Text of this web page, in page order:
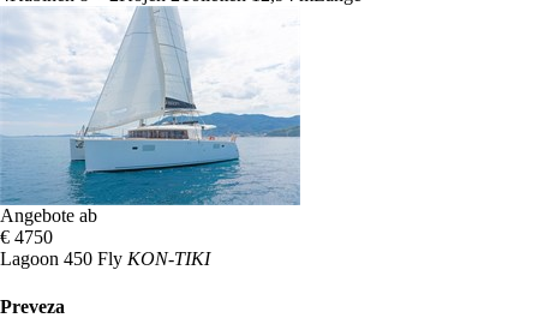
Angebote ab
€ 4750
Lagoon 450 Fly KON-TIKI
Preveza